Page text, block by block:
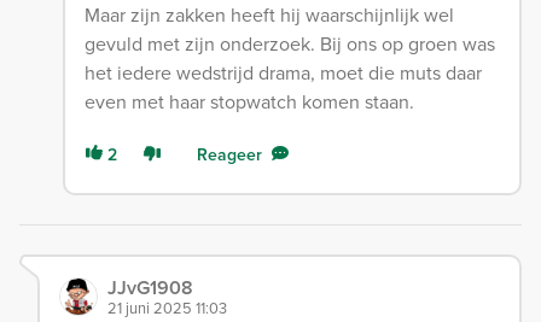
Maar zijn zakken heeft hij waarschijnlijk wel
gevuld met zijn onderzoek. Bij ons op groen was
het iedere wedstrijd drama, moet die muts daar
even met haar stopwatch komen staan.
2 Reageer
JJvG1908
21 juni 2025 11:03